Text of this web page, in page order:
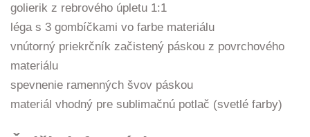
golierik z rebrového úpletu 1:1
léga s 3 gombíčkami vo farbe materiálu
vnútorný priekrčník začistený páskou z povrchového
materiálu
spevnenie ramenných švov páskou
materiál vhodný pre sublimačnú potlač (svetlé farby)